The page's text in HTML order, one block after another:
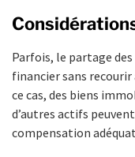
Parfois, le partage
financier sans recourir
ce cas, des biens
d’autres actifs
compensation